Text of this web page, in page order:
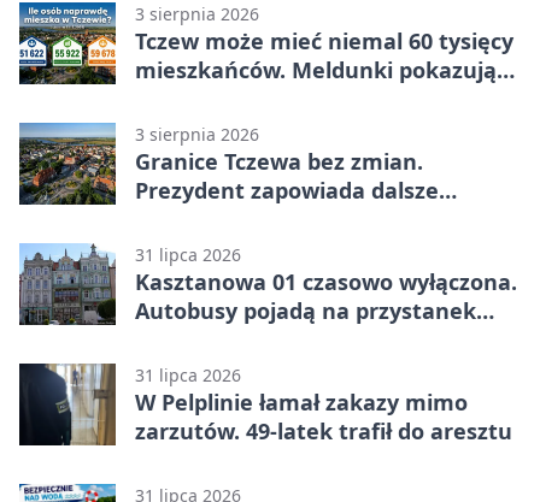
3 sierpnia 2026
Tczew może mieć niemal 60 tysięcy
mieszkańców. Meldunki pokazują
3 sierpnia 2026
Granice Tczewa bez zmian.
Prezydent zapowiada dalsze
31 lipca 2026
Kasztanowa 01 czasowo wyłączona.
Autobusy pojadą na przystanek
31 lipca 2026
W Pelplinie łamał zakazy mimo
zarzutów. 49-latek trafił do aresztu
31 lipca 2026